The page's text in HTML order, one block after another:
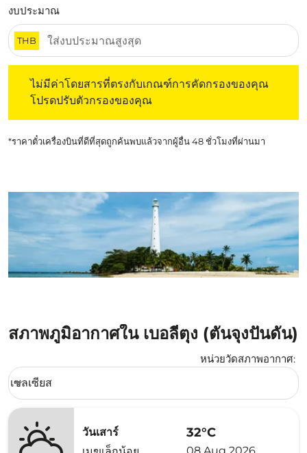
งบประมาณ
THB
ไม่มีค่าโดยสารที่ตรงกับเกณฑ์การคัดกรองของคุณ
โปรดปรับตัวกรองของคุณ
*ราคาตั๋วเครื่องบินที่ดีที่สุดถูกค้นพบแล้วจากผู้อื่น 48 ชั่วโมงที่ผ่านมา
สภาพภูมิอากาศใน เบอลีตุง (ตันจุงปันดัน)
หน่วยวัดสภาพอากาศ:
Weather unit option เซลเซียส Selected
เซลเซียส
keyboard_arrow_down
วันเสาร์
32°C
08 Aug 2026